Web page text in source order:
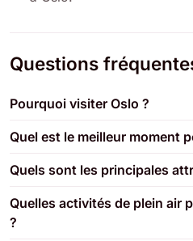
Questions
Pourquoi visiter Oslo ?
Quel est le meilleur moment
Quels sont les principales
Quelles activités de plein air
?